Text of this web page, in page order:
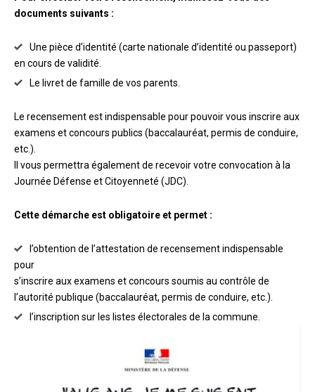
documents suivants :
Une pièce d’identité (carte nationale d’identité ou passeport)
en cours de validité.
Le livret de famille de vos parents.
Le recensement est indispensable pour pouvoir vous inscrire aux
examens et concours publics (baccalauréat, permis de conduire,
etc.).
Il vous permettra également de recevoir votre convocation à la
Journée Défense et Citoyenneté (JDC).
Cette démarche est obligatoire et permet :
l’obtention de l’attestation de recensement indispensable
pour
s’inscrire aux examens et concours soumis au contrôle de
l’autorité publique (baccalauréat, permis de conduire, etc.).
l’inscription sur les listes électorales de la commune.